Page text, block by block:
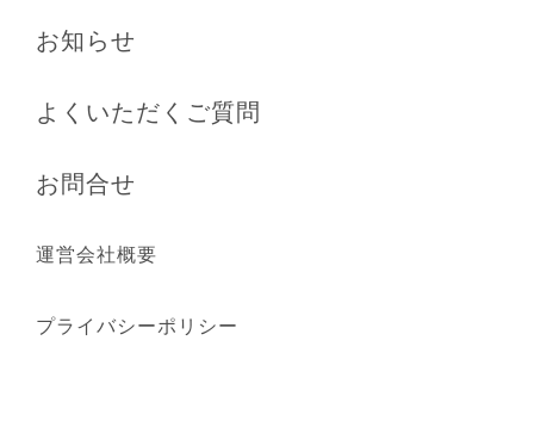
お知らせ
よくいただくご質問
お問合せ
運営会社概要
プライバシーポリシー